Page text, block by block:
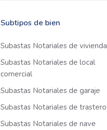
Subtipos de bien
Subastas Notariales de vivienda
Subastas Notariales de local
comercial
Subastas Notariales de garaje
Subastas Notariales de trastero
Subastas Notariales de nave